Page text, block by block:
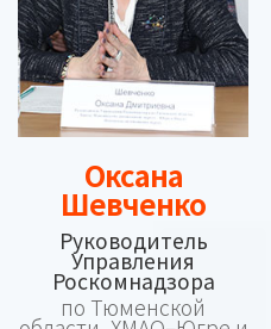
Оксана
Шевченко
Руководитель
Управления
Роскомнадзора
по Тюменской